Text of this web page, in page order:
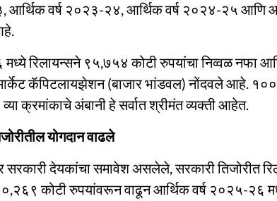
आर्थिक वर्ष २०२३-२४, आर्थिक वर्ष २०२४-२५ आणि
रिलायन्सने ९५,७५४ कोटी रुपयांचा निव्वळ नफा
कॅपिटलायझेशन (बाजार भांडवल) नोंदवले आहे. १००
क्रमांकाचे अंबानी हे सर्वात श्रीमंत व्यक्ती आहेत.
योगदान वाढले
देयकांचा समावेश असलेले, सरकारी तिजोरीत
कोटी रुपयांवरून वाढून आर्थिक वर्ष २०२५-२६